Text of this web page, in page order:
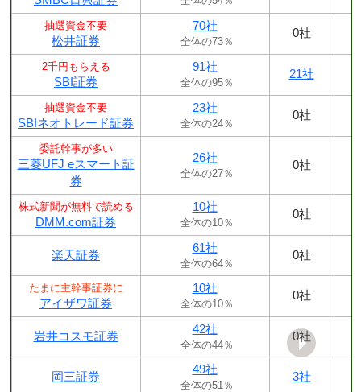
抽選資金不要
松井証券
70社
全体の73％
0社
2千円もらえる
SBI証券
91社
全体の95％
21社
抽選資金不要
SBIネオトレード証券
23社
全体の24％
0社
委託幹事が多い
三菱UFJ eスマート証
券
26社
全体の27％
0社
株式新聞が無料で読める
DMM.com証券
10社
全体の10％
0社
楽天証券
61社
全体の64％
0社
たまに主幹事証券に
アイザワ証券
10社
全体の10％
0社
岩井コスモ証券
42社
全体の44％
0社
岡三証券
49社
全体の51％
3社